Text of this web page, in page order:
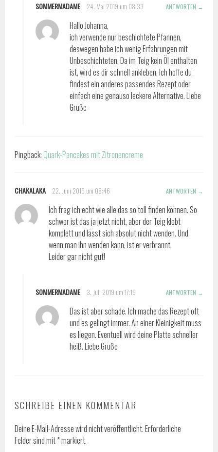
SOMMERMADAME 24. Mai 2019 um 08:33 ANTWORTEN
Hallo Johanna,
ich verwende nur beschichtete Pfannen,
deswegen habe ich wenig Erfahrungen mit
Unbeschichteten. Da im Teig kein Öl enthalten
ist, wird es dir schnell ankleben. Ich hoffe du
findest ein anderes passendes Rezept oder
einfach eine genauso leckere Alternative. Liebe
Grüße
Pingback: Quark-Pancakes mit Zitronencreme
CHAKALAKA 22. Juni 2019 um 08:46 ANTWORTEN
Ich frag ich echt wie alle das so toll finden können. So
schwer ist das ja jetzt nicht, aber der Teig klebt
komplett und lässt sich absolut nicht wenden. Und
wenn man ihn wenden kann, ist er verbrannt.
Leider gar nicht gut!
SOMMERMADAME 3. Juli 2019 um 17:19 ANTWORTEN
Das ist aber schade. Ich mache das Rezept oft
und es gelingt immer. An einer Kleinigkeit muss
es liegen. Eventuell wird deine Platte schneller
heiß. Liebe Grüße
SCHREIBE EINEN KOMMENTAR
Deine E-Mail-Adresse wird nicht veröffentlicht.Erforderliche
Felder sind mit*markiert.